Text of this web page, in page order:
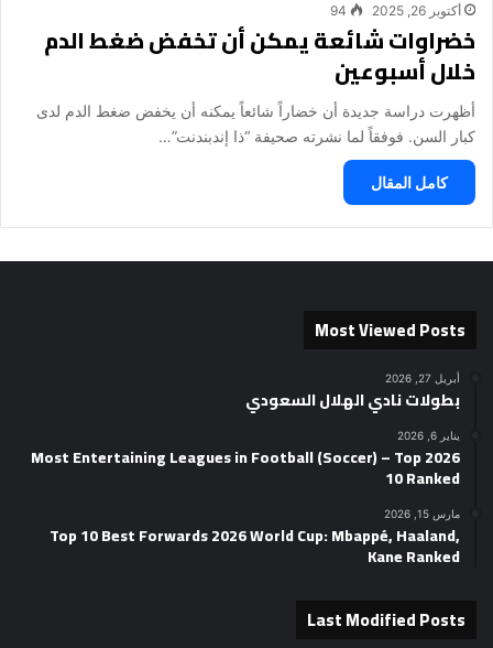
أكتوبر 26, 2025 94
خضراوات شائعة يمكن أن تخفض ضغط الدم
خلال أسبوعين
أظهرت دراسة جديدة أن خضاراً شائعاً يمكنه أن يخفض ضغط الدم لدى
كبار السن. فوفقاً لما نشرته صحيفة “ذا إندبندنت”…
كامل المقال
Most Viewed Posts
أبريل 27, 2026
بطولات نادي الهلال السعودي
يناير 6, 2026
2026 Most Entertaining Leagues in Football (Soccer) – Top
10 Ranked
مارس 15, 2026
Top 10 Best Forwards 2026 World Cup: Mbappé, Haaland,
Kane Ranked
Last Modified Posts